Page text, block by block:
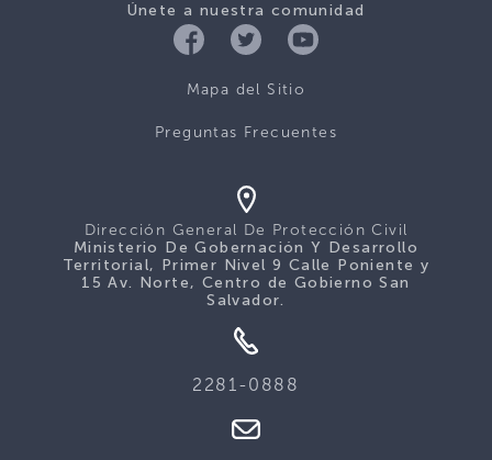
Únete a nuestra comunidad
Mapa del Sitio
Preguntas Frecuentes
Dirección General De Protección Civil
Ministerio De Gobernación Y Desarrollo
Territorial, Primer Nivel 9 Calle Poniente y
15 Av. Norte, Centro de Gobierno San
Salvador.
2281-0888